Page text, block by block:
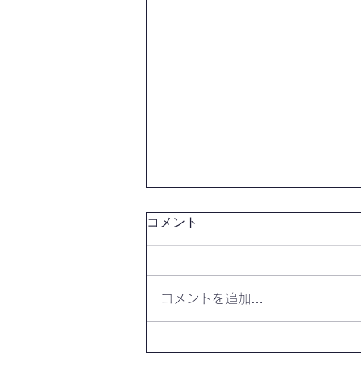
コメント
コメントを追加…